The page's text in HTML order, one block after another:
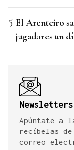
El Arenteiro
jugadores un
Apúntate a
recíbelas
correo